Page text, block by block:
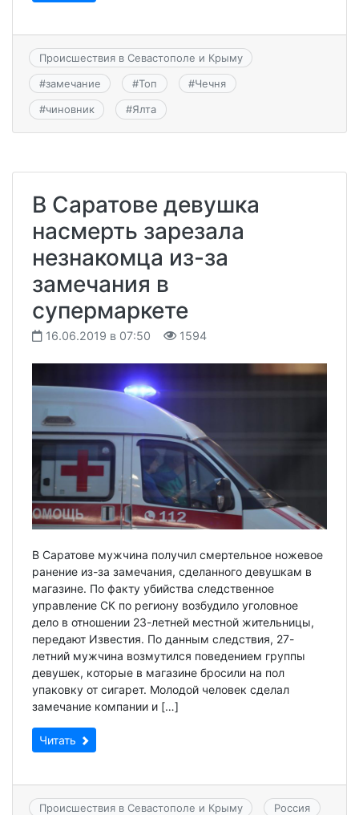
Происшествия в Севастополе и Крыму
#замечание #Топ #Чечня
#чиновник #Ялта
В Саратове девушка
насмерть зарезала
незнакомца из-за
замечания в
супермаркете
16.06.2019 в 07:50 1594
В Саратове мужчина получил смертельное ножевое
ранение из-за замечания, сделанного девушкам в
магазине. По факту убийства следственное
управление СК по региону возбудило уголовное
дело в отношении 23-летней местной жительницы,
передают Известия. По данным следствия, 27-
летний мужчина возмутился поведением группы
девушек, которые в магазине бросили на пол
упаковку от сигарет. Молодой человек сделал
замечание компании и […]
Читать
Происшествия в Севастополе и Крыму Россия